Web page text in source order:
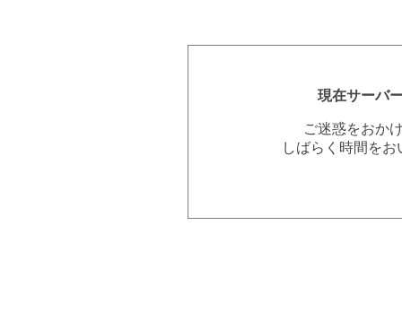
現在サーバ
ご迷惑をおか
しばらく時間を